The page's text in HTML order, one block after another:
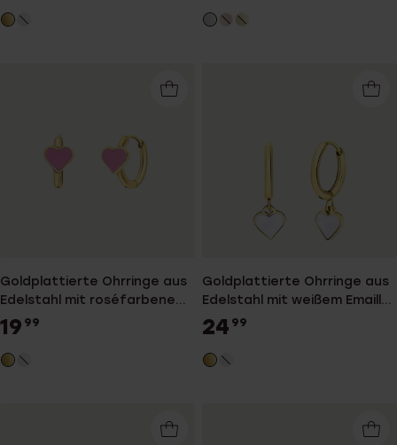
Goldplattierte Ohrringe aus
Edelstahl mit roséfarbenem
Emaille-Herz
19 99
Goldplattierte Ohrringe aus
Edelstahl mit weißem Emaille-
Herz
24 99